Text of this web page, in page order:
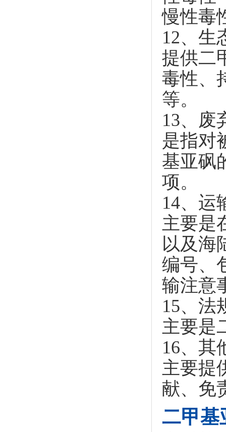
慢性毒
12、生
提供二
毒性、
等。
13、废
是指对
基亚砜
项。
14、运
主要是
以及海
编号、
输注意
15、法
主要是
16、其
主要提
献、免
二甲基